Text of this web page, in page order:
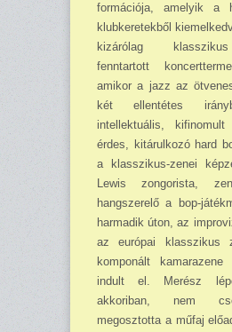
formációja, amelyik a
klubkeretekből
kizárólag
fenntartott
amikor a jazz az
két ellentétes
intellektuális,
érdes, kitárulkozó hard
a klasszikus-zenei
Lewis zongorista,
hangszerelő a bop-
harmadik úton, az
az európai klasszikus
komponált kamarazene
indult el. Merész
akkoriban, nem
megosztotta a műfaj